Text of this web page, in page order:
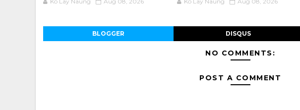
BLOGGER DISQUS
NO COMMENTS:
POST A COMMENT